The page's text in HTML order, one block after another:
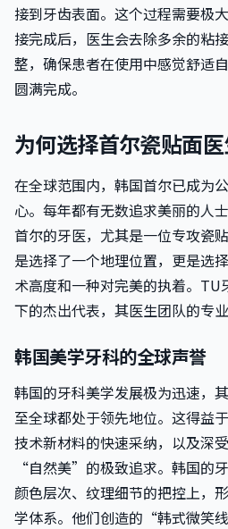
接到牙齿表面。这个过程需要极
接完成后，医生会去除多余的粘
整，确保患者在使用中感觉舒适
圆满完成。
为何选择首尔瓷贴面医
在全球范围内，韩国首尔已成为
心。每年都有无数追求美丽的人
首尔的牙医，尤其是一位专攻瓷
是选择了一个地理位置，更是选
术高度和一种对完美的执着。TU
下的杰出代表，其医生团队的专
韩国美学牙科的全球声誉
韩国的牙科美学发展极为迅速，
至全球都处于领先地位。这得益
技术新材料的快速采纳，以及深
“自然美”的极致追求。韩国的
颜色层次、纹理细节的把控上，
学体系。他们创造的“韩式微笑